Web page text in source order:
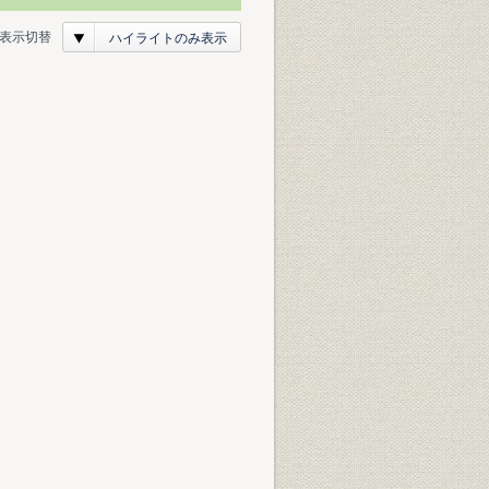
表示切替 ハイライトのみ表示